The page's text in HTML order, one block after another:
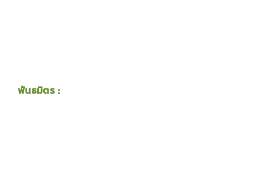
พันธมิตร :